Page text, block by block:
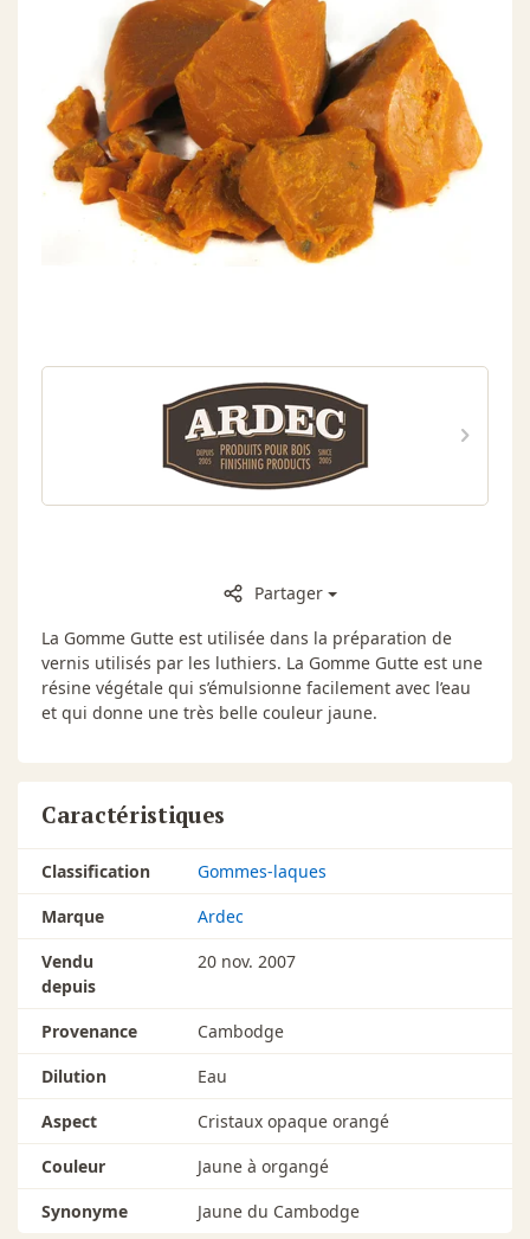
Partager
La Gomme Gutte est utilisée dans la préparation de
vernis utilisés par les luthiers. La Gomme Gutte est une
résine végétale qui s’émulsionne facilement avec l’eau
et qui donne une très belle couleur jaune.
Caractéristiques
Classification
Gommes-laques
Marque
Ardec
Vendu
depuis
20 nov. 2007
Provenance
Cambodge
Dilution
Eau
Aspect
Cristaux opaque orangé
Couleur
Jaune à organgé
Synonyme
Jaune du Cambodge